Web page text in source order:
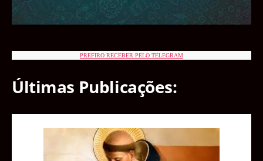
PREFIRO RECEBER PELO TELEGRAM
Últimas Publicações: